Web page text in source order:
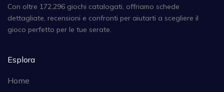
Con oltre 172,296 giochi catalogati, offriamo schede
dettagliate, recensioni e confronti per aiutarti a scegliere il
gioco perfetto per le tue serate.
Esplora
Home